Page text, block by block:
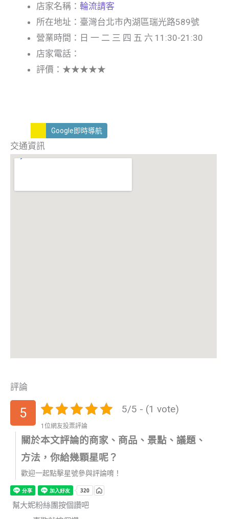
店家名稱： 輪流請客
所在地址：臺灣台北市內湖區瑞光路589號
營業時間：日 一 二 三 四 五 六 11:30-21:30
店家電話：
評價：★★★★★
Google即時導航
交通資訊
評論
5 5/5 - (1 vote)
1位網友投票評論
關於本文評論的商家、商品、景點、議題、
方法，你給幾顆星呢？
歡迎一起點擊星號參與評論唷！
幫大妮粉絲團按個讚吧